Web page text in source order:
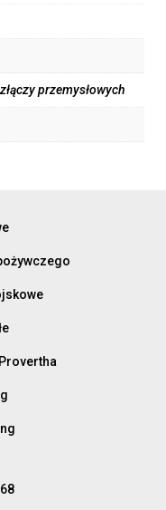
przemysłowych